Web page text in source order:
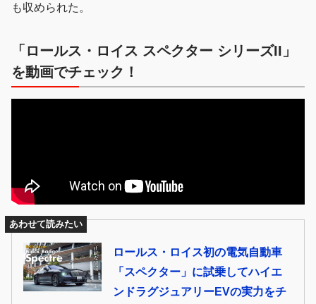
も収められた。
「ロールス・ロイス スペクター シリーズII」
を動画でチェック！
あわせて読みたい
ロールス・ロイス初の電気自動車
「スペクター」に試乗してハイエ
ンドラグジュアリーEVの実力をチ